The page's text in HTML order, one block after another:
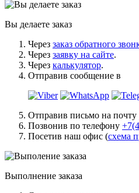
Вы делаете заказ
Через заказ обратного
Через заявку на сайте.
Через калькулятор.
Отправив сообщение в
Отправив письмо на почту
Позвонив по телефону
Посетив наш офис (схема
Выполнение заказа